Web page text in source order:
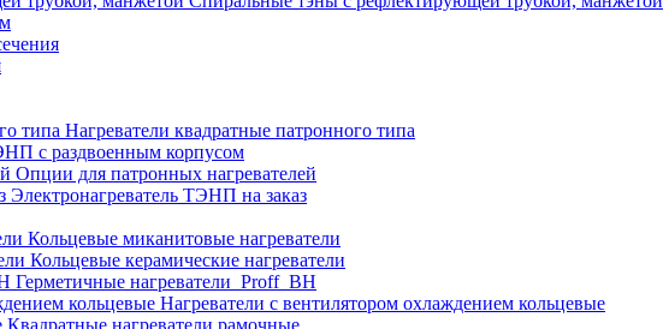
Нагреватели квадратные патронного типа
с раздвоенным корпусом
Опции для патронных нагревателей
Электронагреватель ТЭНП на заказ
Кольцевые миканитовые нагреватели
Кольцевые керамические нагреватели
Герметичные нагреватели_Proff_BH
Нагреватели с вентилятором охлаждением кольцевые
Квадратные нагреватели рамочные